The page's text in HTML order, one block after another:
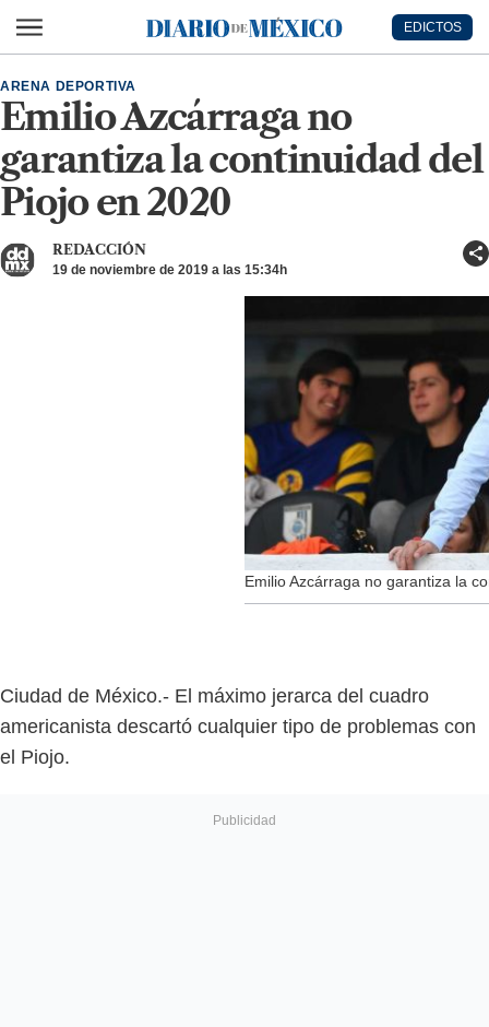
Diario de México
EDICTOS
Emilio Azcárraga no
garantiza la continuidad del
Piojo en 2020
ARENA DEPORTIVA
REDACCIÓN
19 de noviembre de 2019 a las 15:34h
Emilio Azcárraga no garantiza la
Ciudad de México.- El máximo jerarca del cuadro
americanista descartó cualquier tipo de problemas con
el Piojo.